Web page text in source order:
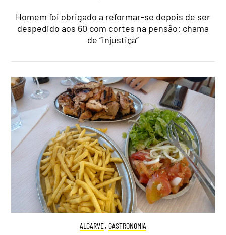
Homem foi obrigado a reformar-se depois de ser
despedido aos 60 com cortes na pensão: chama
de “injustiça”
ALGARVE, GASTRONOMIA